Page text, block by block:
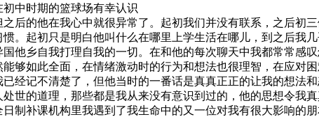
中时期的篮球场有幸认识
后的他在我心中就很异常了。起初我们并没有联系，之后初
。起初只是明白他叫什么在哪里上学生活在哪儿，到之后我
他乡自我打理自我的一切。在和他的每次聊天中我都常常感
够如此全面，在情绪激动时的行为和想法也很理智，在应对
经记不清楚了，但他当时的一番话是真真正正的让我的想法
世的道理，那些都是我从来没有意识到过的，他的思想令我真
制补课机构里我遇到了我生命中的又一位对我有很大影响的